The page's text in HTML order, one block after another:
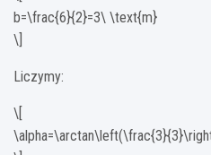
b=\frac{6}{2}=3\ \text{m}
\]
Liczymy:
\[